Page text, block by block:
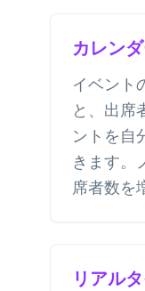
カレン
イベント
と、出席
ントを自
きます。
席者数を
リアル